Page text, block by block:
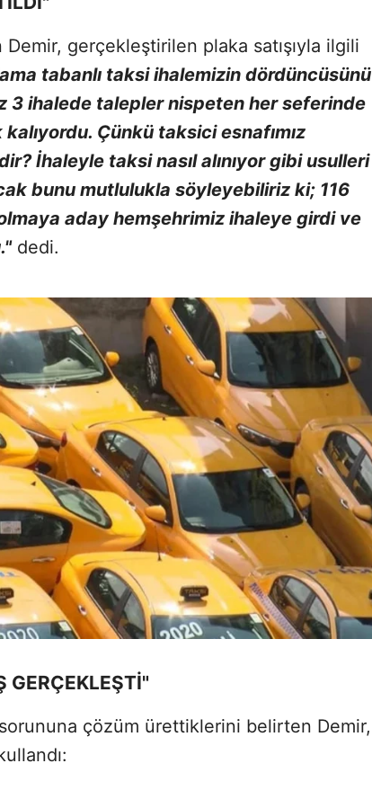
gerçekleştirilen plaka satışıyla ilgili
tabanlı taksi ihalemizin dördüncüsünü
3 ihalede talepler nispeten her seferinde
Çünkü taksici esnafımız
İhaleyle taksi nasıl alınıyor gibi usulleri
bunu mutlulukla söyleyebiliriz ki; 116
aday hemşehrimiz ihaleye girdi ve
dedi.
GERÇEKLEŞTİ"
çözüm ürettiklerini belirten Demir,